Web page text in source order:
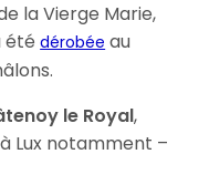
la Vierge Marie,
étédérobée au
le Royal,
Lux notamment –